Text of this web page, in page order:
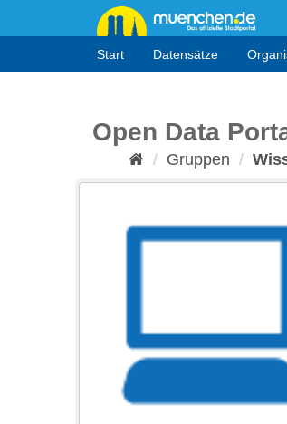
Start Datensätze
Open Data
Gruppen